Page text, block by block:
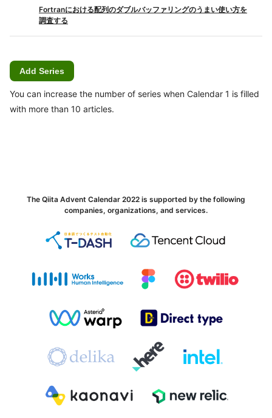
Fortranにおける配列のダブルバッファリングのうまい使い方を
調査する
Add Series
You can increase the number of series when Calendar 1 is filled
with more than 10 articles.
The Qiita Advent Calendar 2022 is supported by the following
companies, organizations, and services.